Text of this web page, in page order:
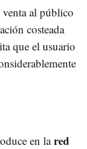
al público
costeada
que el usuario
en lared